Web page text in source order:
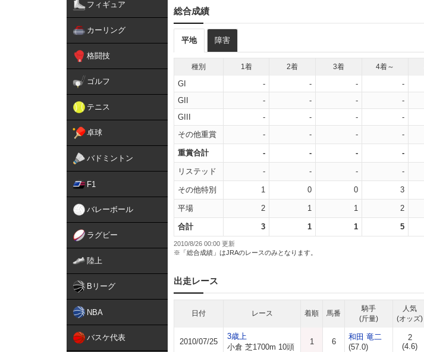
フィギュア
カーリング
格闘技
ゴルフ
テニス
卓球
バドミントン
F1
バレーボール
ラグビー
陸上
Bリーグ
NBA
バスケ代表
総合成績
平地 障害
種別 1着 2着 3着 4着～
GI - - - -
GII
- - - -
GIII
- - - -
その他重賞
- - - -
重賞合計 - - - -
リステッド - - - -
その他特別 1 0 0 3
平場 2 1 1 2
合計 3 1 1 5
2010/8/26 00:00 更新
※「総合成績」はJRAのレースのみとなります。
出走レース
日付 レース 着順 馬番
騎手
(斤量)
人気
(オッズ)
2010/07/25
3歳上
小倉 芝1700m 10頭
1 6
和田 竜二
(57.0)
2
(4.6)